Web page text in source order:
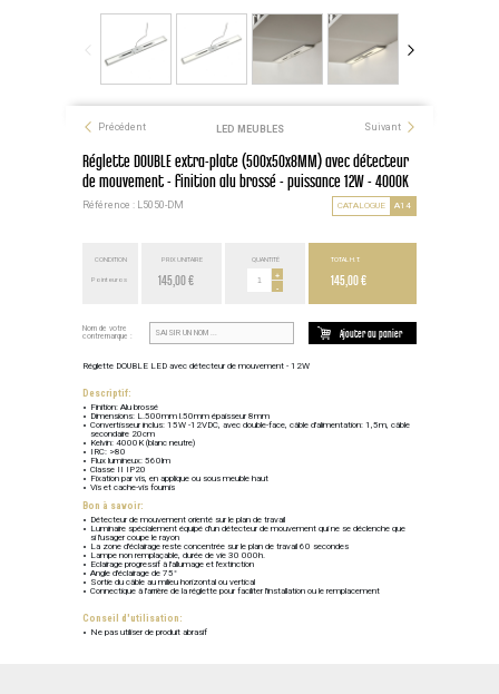
Précédent LED MEUBLES Suivant
Réglette DOUBLE extra-plate (500x50x8MM) avec détecteur
de mouvement - finition alu brossé - puissance 12W - 4000K
Référence : L5050-DM CATALOGUE A14
CONDITION
Point euros
PRIX UNITAIRE
145,00 €
QUANTITÉ
+
-
TOTAL H.T.
145,00 €
Nom de votre
contremarque :
Ajouter au panier
Réglette DOUBLE LED avec détecteur de mouvement - 12W
Descriptif:
Finition: Alu brossé
Dimensions: L.500mm l.50mm épaisseur 8mm
Convertisseur inclus: 15W -12VDC, avec double-face, câble d'alimentation: 1,5m, câble
secondaire 20cm
Kelvin: 4000K (blanc neutre)
IRC: >80
Flux lumineux: 560lm
Classe II IP20
Fixation par vis, en applique ou sous meuble haut
Vis et cache-vis fournis
Bon à savoir:
Détecteur de mouvement orienté sur le plan de travail
Luminaire spécialement équipé d'un détecteur de mouvement qui ne se déclenche que
si l'usager coupe le rayon
La zone d'éclairage reste concentrée sur le plan de travail 60 secondes
Lampe non remplaçable, durée de vie 30 000h.
Eclairage progressif à l'allumage et l'extinction
Angle d'éclairage de 75°
Sortie du câble au milieu horizontal ou vertical
Connectique à l'arrière de la réglette pour faciliter l'installation ou le remplacement
Conseil d'utilisation:
Ne pas utiliser de produit abrasif